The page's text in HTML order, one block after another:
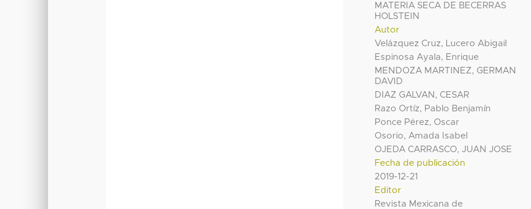
MATERIA SECA DE BECERRAS
HOLSTEIN
Autor
Velázquez Cruz, Lucero Abigail
Espinosa Ayala, Enrique
MENDOZA MARTINEZ, GERMAN
DAVID
DIAZ GALVAN, CESAR
Razo Ortíz, Pablo Benjamín
Ponce Pérez, Oscar
Osorio, Amada Isabel
OJEDA CARRASCO, JUAN JOSE
Fecha de publicación
2019-12-21
Editor
Revista Mexicana de